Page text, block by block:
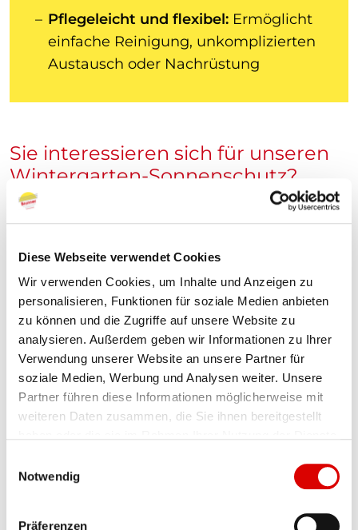
Diese Webseite verwendet Cookies
Wir verwenden Cookies, um Inhalte und Anzeigen zu
personalisieren, Funktionen für soziale Medien anbieten
zu können und die Zugriffe auf unsere Website zu
analysieren. Außerdem geben wir Informationen zu Ihrer
Verwendung unserer Website an unsere Partner für
soziale Medien, Werbung und Analysen weiter. Unsere
Partner führen diese Informationen möglicherweise mit
weiteren Daten zusammen, die Sie ihnen bereitgestellt
Notwendig
Präferenzen
Pflegeleicht und flexibel: Ermöglicht
einfache Reinigung, unkomplizierten
Austausch oder Nachrüstung
Sie interessieren sich für unseren
Wintergarten-Sonnenschutz?
Schauen Sie sich doch unsere vielfältigen
Lösungen an – sicher ist auch das Passende
für Sie dabei.
Wintergarten-Markisen im Überblick
Komfort trifft Technik
Automatisierte Systeme für
Ihren verglasten Anbau